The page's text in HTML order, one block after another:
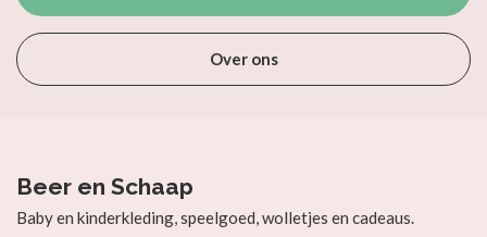
Over ons
Beer en Schaap
Baby en kinderkleding, speelgoed, wolletjes en cadeaus.